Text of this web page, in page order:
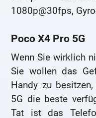
1080p@30fps,
Poco X4 Pro 5G
Wenn Sie wirklich
Sie wollen das
Handy zu
5G die beste
Tat ist das